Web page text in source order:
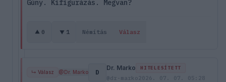
Gúny. Kifigurázás. Megvan?
0 1 Némítás Válasz
↳ Válasz @Dr. Marko D
Dr. Marko HITELESÍTETT
@dr-marko2026. 07. 07. 05:28